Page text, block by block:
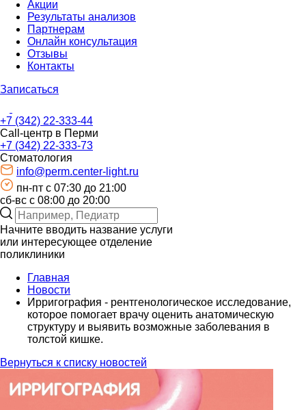
Акции
Результаты анализов
Партнерам
Онлайн консультация
Отзывы
Контакты
Записаться
+7 (342) 22-333-44
Call-центр в Перми
+7 (342) 22-333-73
Стоматология
info@perm.center-light.ru
пн-пт c 07:30 до 21:00
сб-вс с 08:00 до 20:00
Начните вводить название услуги
или интересующее отделение
поликлиники
Главная
Новости
Ирригография - рентгенологическое исследование,
которое помогает врачу оценить анатомическую
структуру и выявить возможные заболевания в
толстой кишке.
Вернуться к списку новостей